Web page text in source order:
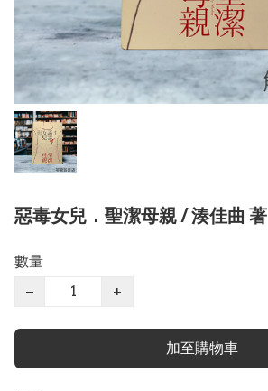
惡毒女兒．聖潔母親 / 湊佳曲 著
數量
−
+
加至購物車